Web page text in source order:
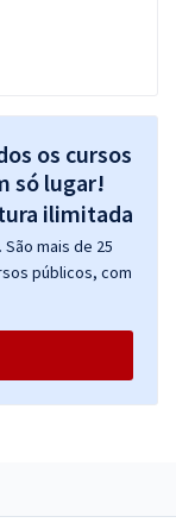
os cursos
só lugar!
mais de 25
públicos, com